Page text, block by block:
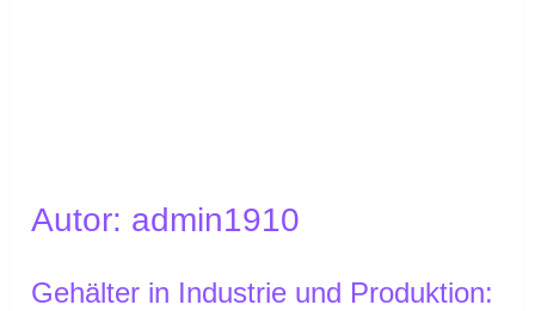
Autor: admin1910
Gehälter in Industrie und Produktion: